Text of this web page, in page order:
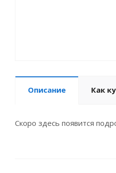
Описание Как
Скоро здесь появится